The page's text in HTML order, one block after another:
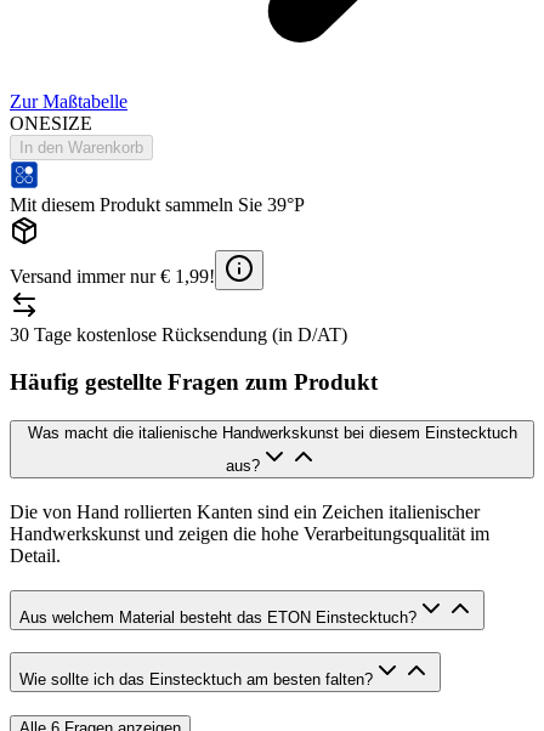
Zur Maßtabelle
ONESIZE
In den Warenkorb
Mit diesem Produkt sammeln Sie 39°P
Versand immer nur € 1,99!
30 Tage kostenlose Rücksendung (in D/AT)
Häufig gestellte Fragen zum Produkt
Was macht die italienische Handwerkskunst bei diesem Einstecktuch
aus?
Die von Hand rollierten Kanten sind ein Zeichen italienischer
Handwerkskunst und zeigen die hohe Verarbeitungsqualität im
Detail.
Aus welchem Material besteht das ETON Einstecktuch?
Wie sollte ich das Einstecktuch am besten falten?